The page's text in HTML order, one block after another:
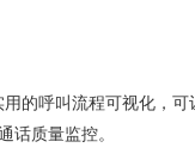
的呼叫流程可视化，可
话质量监控。